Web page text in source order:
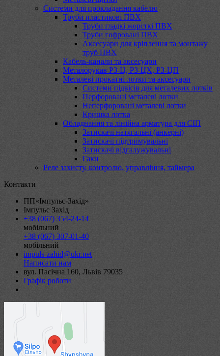
Системи для прокладання кабелю
Труби пластикові ПВХ
Труби гладкі жорсткі ПВХ
Труби гофровані ПВХ
Аксесуари для кріплення та монтажу
труб ПВХ
Кабель-канали та аксесуари
Металорукав РЗ-Ц, РЗ-ЦХ, РЗ-ЦП
Металеві прокатні лотки та аксесуари
Системи підвісів для металевих лотків
Перфоровані металеві лотки
Неперфоровані металеві лотки
Кришка лотка
Обладнання та лінійна арматура для СІП
Затискачі натягальні (анкерні)
Затискачі підтримувальні
Затискачі відгалужувальні
Гаки
Реле захисту, контролю, управління, таймера
Контакти
ПП«Імпульс-Захід»
Імпульс Захід
+38 (067) 354-24-14
мобільний
+38 (067) 307-01-40
мобільний
impuls-zahid@ukr.net
Написати нам
вул. Пасічна 160, Львів 79035
Графік роботи